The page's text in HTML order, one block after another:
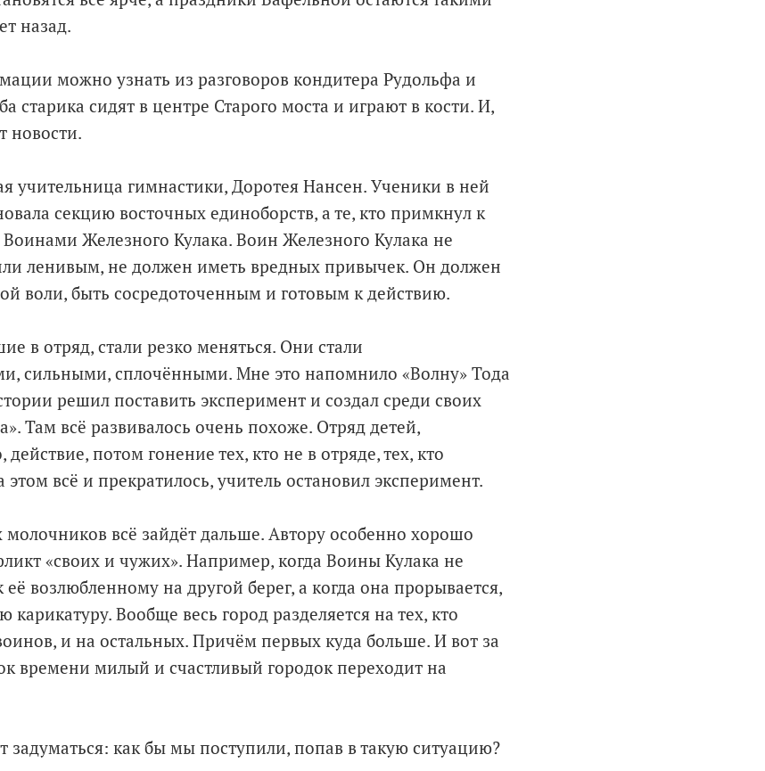
назад.
можно узнать из разговоров кондитера Рудольфа и
старика сидят в центре Старого моста и играют в кости. И,
новости.
учительница гимнастики, Доротея Нансен. Ученики в ней
секцию восточных единоборств, а те, кто примкнул к
Воинами Железного Кулака. Воин Железного Кулака не
ленивым, не должен иметь вредных привычек. Он должен
воли, быть сосредоточенным и готовым к действию.
в отряд, стали резко меняться. Они стали
сильными, сплочёнными. Мне это напомнило «Волну» Тода
решил поставить эксперимент и создал среди своих
Там всё развивалось очень похоже. Отряд детей,
потом гонение тех, кто не в отряде, тех, кто
всё и прекратилось, учитель остановил эксперимент.
молочников всё зайдёт дальше. Автору особенно хорошо
«своих и чужих». Например, когда Воины Кулака не
возлюбленному на другой берег, а когда она прорывается,
Вообще весь город разделяется на тех, кто
и на остальных. Причём первых куда больше. И вот за
времени милый и счастливый городок переходит на
задуматься: как бы мы поступили, попав в такую ситуацию?